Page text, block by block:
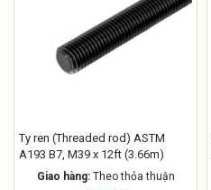
Ty ren (Threaded rod) ASTM
A193 B7, M39 x 12ft (3.66m)
Giao hàng: Theo thỏa thuận